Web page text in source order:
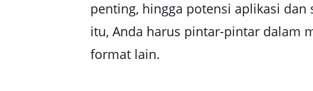
penting, hingga potensi aplikasi
itu, Anda harus pintar-pintar dalam
format lain.